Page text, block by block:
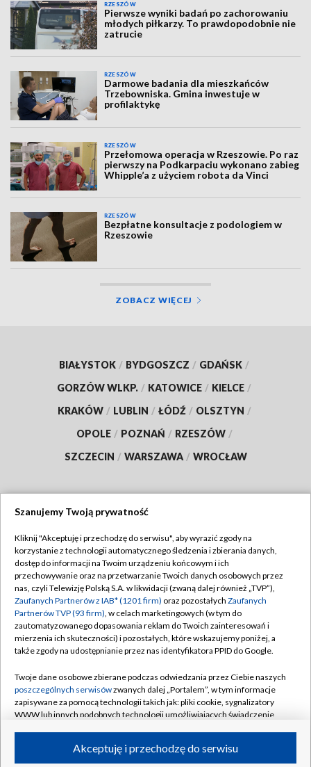
RZESZÓW
Pierwsze wyniki badań po zachorowaniu
młodych piłkarzy. To prawdopodobnie nie
zatrucie
RZESZÓW
Darmowe badania dla mieszkańców
Trzebowniska. Gmina inwestuje w
profilaktykę
RZESZÓW
Przełomowa operacja w Rzeszowie. Po raz
pierwszy na Podkarpaciu wykonano zabieg
Whipple’a z użyciem robota da Vinci
RZESZÓW
Bezpłatne konsultacje z podologiem w
Rzeszowie
ZOBACZ WIĘCEJ
BIAŁYSTOK / BYDGOSZCZ / GDAŃSK /
GORZÓW WLKP. / KATOWICE / KIELCE /
KRAKÓW / LUBLIN / ŁÓDŹ / OLSZTYN /
OPOLE / POZNAŃ / RZESZÓW /
SZCZECIN / WARSZAWA / WROCŁAW
TVP
Abonament TVP
Emisja w TVP
Centrum informacji TVP
Naziemna Telewizja Cyfrowa
Rada Programowa
System NOS
Informacje o nadawcy
Program dla prasy
Regulamin TVP
Polityka prywatności
Moje zgody
Pomoc
Kontakt
Kanały
Szanujemy Twoją prywatność
Kliknij "Akceptuję i przechodzę do serwisu", aby wyrazić zgody na
korzystanie z technologii automatycznego śledzenia i zbierania danych,
dostęp do informacji na Twoim urządzeniu końcowym i ich
przechowywanie oraz na przetwarzanie Twoich danych osobowych przez
nas, czyli Telewizję Polską S.A. w likwidacji (zwaną dalej również „TVP”),
Zaufanych Partnerów z IAB* (1201 firm) oraz pozostałych Zaufanych
Partnerów TVP (93 firm), w celach marketingowych (w tym do
zautomatyzowanego dopasowania reklam do Twoich zainteresowań i
mierzenia ich skuteczności) i pozostałych, które wskazujemy poniżej, a
także zgody na udostępnianie przez nas identyfikatora PPID do Google.
Twoje dane osobowe zbierane podczas odwiedzania przez Ciebie naszych
poszczególnych serwisówzwanych dalej „Portalem”, w tym informacje
zapisywane za pomocą technologii takich jak: pliki cookie, sygnalizatory
WWW lub innych podobnych technologii umożliwiających świadczenie
ruchu w Internecie.Akceptuję i przechodzę do serwisu